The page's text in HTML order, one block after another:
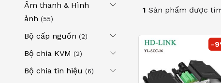
1 Sản phẩm được
-9
Âm thanh & Hình
ảnh (55)
Bộ cấp nguồn (2)
Bộ chia KVM (2)
Bộ chia tin hiệu (6)